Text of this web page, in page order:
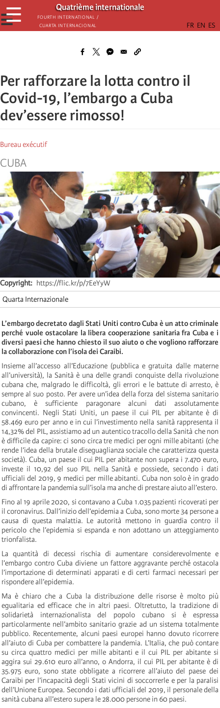
Skip
to
main
Quatrième internationale
Fourth International /
Cuarta Internacional
☰
☰
Per rafforzare la lotta contro il
Covid-19, l’embargo a Cuba
dev’essere rimosso!
Bureau exécutif
CUBA
Copyright
https://flic.kr/p/7EeYyW
Quarta Internazionale
L’embargo decretato dagli Stati Uniti contro Cuba è un atto criminale
perché vuole ostacolare la libera cooperazione sanitaria fra Cuba e i
diversi paesi che hanno chiesto il suo aiuto o che vogliono rafforzare
la collaborazione con l’isola dei Caraibi.
Insieme all’accesso all’Educazione (pubblica e gratuita dalle materne
all’università), la Sanità è una delle grandi conquiste della rivoluzione
cubana che, malgrado le difficoltà, gli errori e le battute di arresto, è
sempre al suo posto. Per avere un’idea della forza del sistema sanitario
cubano, è sufficiente paragonare alcuni dati assolutamente
convincenti. Negli Stati Uniti, un paese il cui PIL per abitante è di
58.469 euro per anno e in cui l’investimento nella sanità rappresenta il
14,32% del PIL, assistiamo ad un autentico tracollo della Sanità che non
è difficile da capire: ci sono circa tre medici per ogni mille abitanti (che
rende l’idea della brutale diseguaglianza sociale che caratterizza questa
società). Cuba, un paese il cui PIL per abitante non supera i 7.470 euro,
investe il 10,92 del suo PIL nella Sanità e possiede, secondo i dati
ufficiali del 2019, 9 medici per mille abitanti. Cuba non solo è in grado
di affrontare la pandemia sull’isola ma anche di prestare aiuto all’estero.
Fino al 19 aprile 2020, si contavano a Cuba 1.035 pazienti ricoverati per
il coronavirus. Dall’inizio dell’epidemia a Cuba, sono morte 34 persone a
causa di questa malattia. Le autorità mettono in guardia contro il
pericolo che l’epidemia si espanda e non adottano un atteggiamento
trionfalista.
La quantità di decessi rischia di aumentare considerevolmente e
l’embargo contro Cuba diviene un fattore aggravante perché ostacola
l’importazione di determinati apparati e di certi farmaci necessari per
rispondere all’epidemia.
Ma è chiaro che a Cuba la distribuzione delle risorse è molto più
egualitaria ed efficace che in altri paesi. Oltretutto, la tradizione di
solidarietà internazionalista del popolo cubano si è espressa
particolarmente nell’ambito sanitario grazie ad un sistema totalmente
pubblico. Recentemente, alcuni paesi europei hanno dovuto ricorrere
all’aiuto di Cuba per combattere la pandemia. L’Italia, che può contare
su circa quattro medici per mille abitanti e il cui PIL per abitante si
aggira sui 29.610 euro all’anno, o Andorra, il cui PIL per abitante è di
35.975 euro, sono state obbligate a ricorrere all’aiuto del paese dei
Caraibi per l’incapacità degli Stati vicini di soccorrerle e per la paralisi
dell’Unione Europea. Secondo i dati ufficiali del 2019, il personale della
sanità cubana all’estero supera le 28.000 persone in 60 paesi.